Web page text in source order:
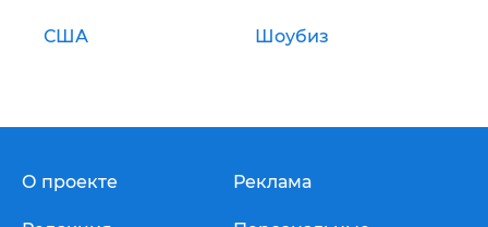
США Шоубиз
О проекте Реклама